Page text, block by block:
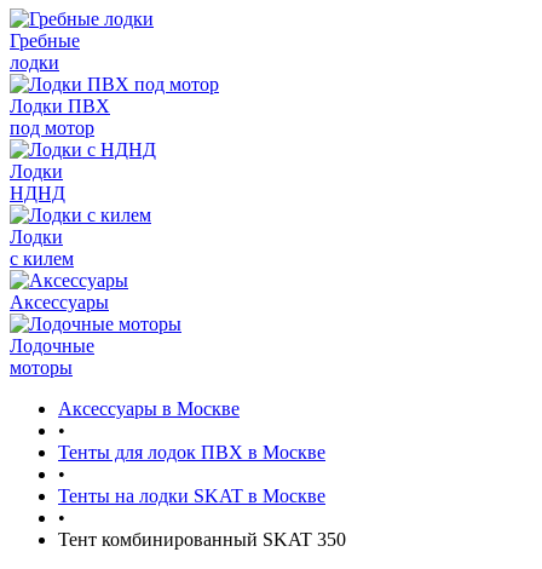
Гребные
лодки
Лодки ПВХ
под мотор
Лодки
НДНД
Лодки
с килем
Аксессуары
Лодочные
моторы
Аксессуары в Москве
•
Тенты для лодок ПВХ в Москве
•
Тенты на лодки SKAT в Москве
•
Тент комбинированный SKAT 350